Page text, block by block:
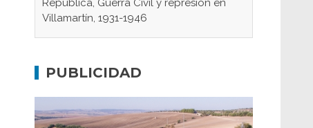
República, Guerra Civil y represión en
Villamartín, 1931-1946
concentración nazis
fundaciones de Bornos
PUBLICIDAD